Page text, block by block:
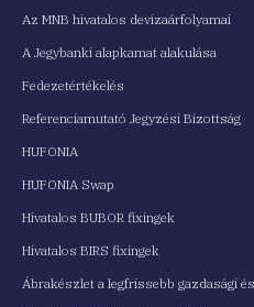
Az MNB hivatalos devizaárfolyamai
A Jegybanki alapkamat alakulása
Fedezetértékelés
Referenciamutató Jegyzési Bizottság
HUFONIA
HUFONIA Swap
Hivatalos BUBOR fixingek
Hivatalos BIRS fixingek
Ábrakészlet a legfrissebb gazdasági